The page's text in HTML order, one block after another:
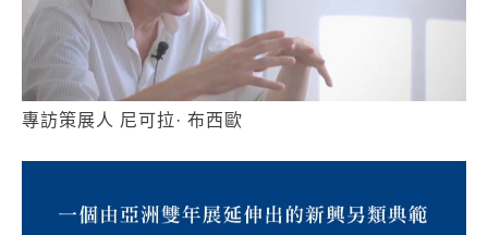
專訪策展人 尼可拉· 布西歐